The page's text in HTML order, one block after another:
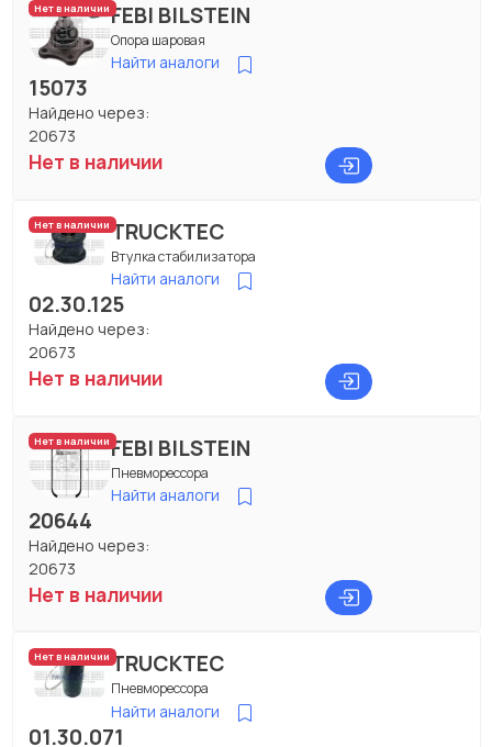
Нет в наличииFEBI BILSTEIN
Опора шаровая
Найти аналоги
15073
Найдено через:
20673
Нет в наличии
Нет в наличииTRUCKTEC
Втулка стабилизатора
Найти аналоги
02.30.125
Найдено через:
20673
Нет в наличии
Нет в наличииFEBI BILSTEIN
Пневморессора
Найти аналоги
20644
Найдено через:
20673
Нет в наличии
Нет в наличииTRUCKTEC
Пневморессора
Найти аналоги
01.30.071